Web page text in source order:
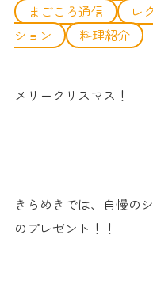
まごころ通信
レ
ション
料理紹介
メリークリスマス！
きらめきでは、自慢の
のプレゼント！！